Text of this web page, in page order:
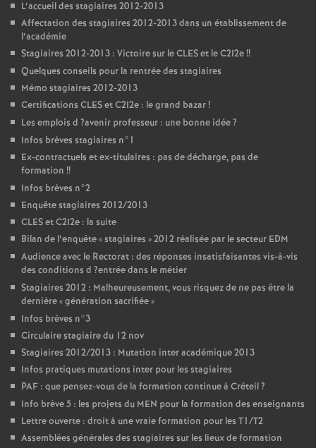
L’accueil des stagiaires 2012-2013
Affectation des stagiaires 2012-2013 dans un établissement de
l’académie
Stagiaires 2012-2013 : Victoire sur leCLESet le C2I2e!!
Quelques conseils pour la rentrée des stagiaires
Mémo stagiaires 2012-2013
Certifications CLESet C2I2e : le grand bazar!
Les emplois d ?avenir professeur : une bonne idée?
Infos brèves stagiaires n°1
Ex-contractuels et ex-titulaires : pas de décharge, pas de
formation !!
Infos brèves n°2
Enquête stagiaires 2012/2013
CLESet C2I2e : la suite
Bilan de l’enquête «stagiaires » 2012 réalisée par le secteur EDM
Audience avec le Rectorat : des réponses insatisfaisantes vis-à-vis
des conditions d ?entrée dans le métier
Stagiaires 2012 : Malheureusement, vous risquez de ne pas être la
dernière «génération sacrifiée»
Infos brèves n°3
Circulaire stagiaire du 12 nov
Stagiaires 2012/2013 : Mutation inter académique 2013
Infos pratiques mutations inter pour les stagiaires
PAF : que pensez-vous de la formation continue à Créteil?
Info brève 5 : les projets du MEN pour la formation des enseignants
Lettre ouverte : droit à une vraie formation pour les T1/T2
Assemblées générales des stagiaires sur les lieux de formation